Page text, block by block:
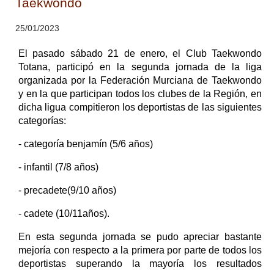
Taekwondo
25/01/2023
El pasado sábado 21 de enero, el Club Taekwondo
Totana, participó en la segunda jornada de la liga
organizada por la Federación Murciana de Taekwondo
y en la que participan todos los clubes de la Región, en
dicha ligua compitieron los deportistas de las siguientes
categorías:
- categoría benjamín (5/6 años)
- infantil (7/8 años)
- precadete(9/10 años)
- cadete (10/11años).
En esta segunda jornada se pudo apreciar bastante
mejoría con respecto a la primera por parte de todos los
deportistas superando la mayoría los resultados